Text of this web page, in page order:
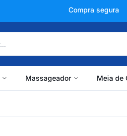
+150 mil avaliações
Massageador Meia de